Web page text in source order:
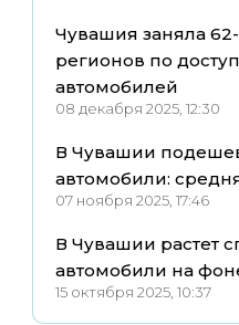
Чувашия заняла
регионов по
автомобилей
08 декабря 2025, 12:30
В Чувашии
автомобили:
07 ноября 2025, 17:46
В Чувашии растет
автомобили на
15 октября 2025, 10:37